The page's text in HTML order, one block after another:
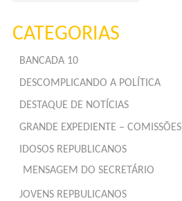
CATEGORIAS
BANCADA 10
DESCOMPLICANDO A POLÍTICA
DESTAQUE DE NOTÍCIAS
GRANDE EXPEDIENTE – COMISSÕES
IDOSOS REPUBLICANOS
MENSAGEM DO SECRETÁRIO
JOVENS REPBULICANOS